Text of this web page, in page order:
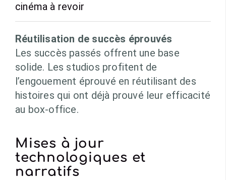
cinéma à revoir
Réutilisation de succès éprouvés
Les succès passés offrent une base
solide. Les studios profitent de
l’engouement éprouvé en réutilisant des
histoires qui ont déjà prouvé leur efficacité
au box-office.
Mises à jour
technologiques et
narratifs